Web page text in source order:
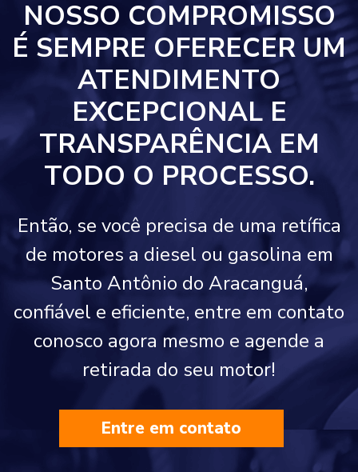
NOSSO COMPROMISSO
É SEMPRE OFERECER UM
ATENDIMENTO
EXCEPCIONAL E
TRANSPARÊNCIA EM
TODO O PROCESSO.
Então, se você precisa de uma retífica
de motores a diesel ou gasolina em
Santo Antônio do Aracanguá,
confiável e eficiente, entre em contato
conosco agora mesmo e agende a
retirada do seu motor!
Entre em contato